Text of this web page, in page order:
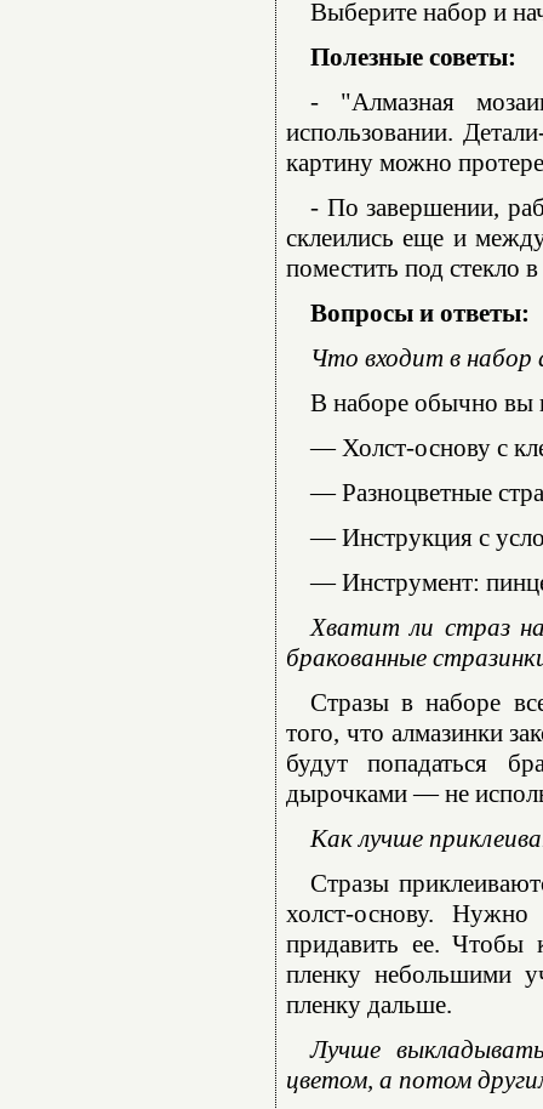
Выберите набор и
Полезные советы:
- "Алмазная
использовании.
картину можно
- По завершении,
склеились еще и
поместить под стекло
Вопросы и ответы:
Что входит в набор
В наборе обычно вы
— Холст-основу с
— Разноцветные
— Инструкция с
— Инструмент:
Хватит ли страз
бракованные
Стразы в наборе
того, что алмазинки
будут попадаться
дырочками — не
Как лучше
Стразы
холст-основу.
придавить ее. Чтобы
пленку небольшими
пленку дальше.
Лучше
цветом, а потом